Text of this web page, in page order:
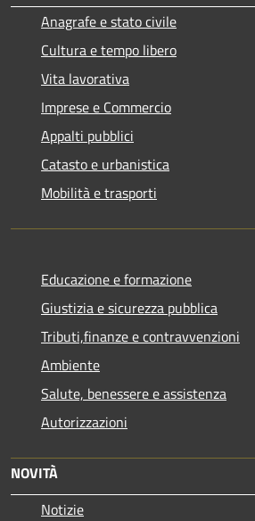
Anagrafe e stato civile
Cultura e tempo libero
Vita lavorativa
Imprese e Commercio
Appalti pubblici
Catasto e urbanistica
Mobilità e trasporti
Educazione e formazione
Giustizia e sicurezza pubblica
Tributi,finanze e contravvenzioni
Ambiente
Salute, benessere e assistenza
Autorizzazioni
NOVITÀ
Notizie